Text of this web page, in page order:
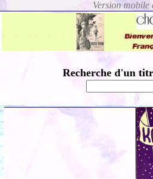
Recherche d'un